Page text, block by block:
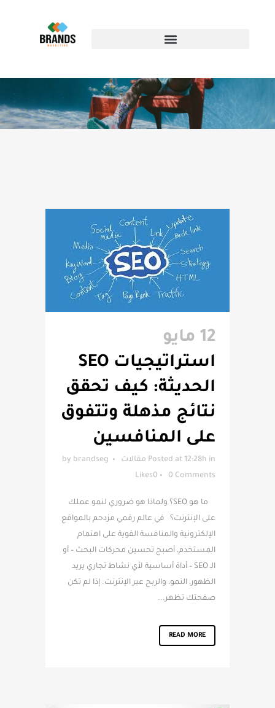
12 مايو
استراتيجيات SEO
الحديثة: كيف تحقق
نتائج مذهلة وتتفوق
على المنافسين
Posted at 12:28h in مقالات by brandseg
0 Comments
0
Likes
ما هو SEO؟ ولماذا هو ضروري لنمو عملك
على الإنترنت؟ في عالم رقمي مزدحم بالمواقع
الإلكترونية والمنافسة القوية على اهتمام
المستخدم، أصبح تحسين محركات البحث – أو
الـ SEO – أداة أساسية لأي نشاط تجاري يريد
الظهور، النمو، والربح عبر الإنترنت. إذا لم تكن
صفحتك تظهر...
READ MORE